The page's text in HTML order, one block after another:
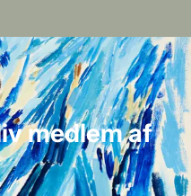
medlem af